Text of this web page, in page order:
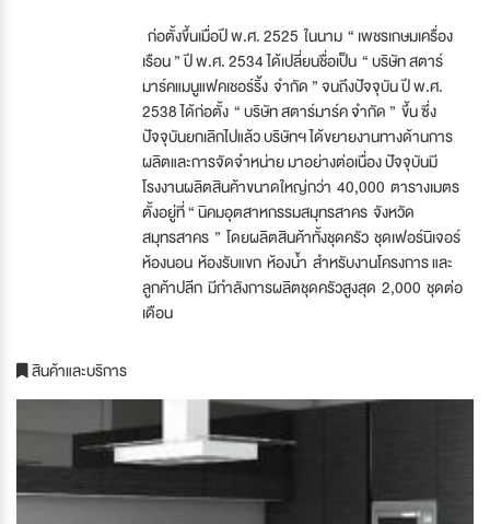
ก่อตั้งขึ้นเมื่อปี พ.ศ. 2525 ในนาม “ เพชรเกษมเครื่อง
เรือน ” ปี พ.ศ. 2534 ได้เปลี่ยนชื่อเป็น “ บริษัท สตาร์
มาร์คแมนูแฟคเชอร์ริ้ง จำกัด ” จนถึงปัจจุบัน ปี พ.ศ.
2538 ได้ก่อตั้ง “ บริษัท สตาร์มาร์ค จำกัด ” ขึ้น ซึ่ง
ปัจจุบันยกเลิกไปแล้ว บริษัทฯ ได้ขยายงานทางด้านการ
ผลิตและการจัดจำหน่าย มาอย่างต่อเนื่อง ปัจจุบันมี
โรงงานผลิตสินค้าขนาดใหญ่กว่า 40,000 ตารางเมตร
ตั้งอยู่ที่ “ นิคมอุตสาหกรรมสมุทรสาคร จังหวัด
สมุทรสาคร ” โดยผลิตสินค้าทั้งชุดครัว ชุดเฟอร์นิเจอร์
ห้องนอน ห้องรับแขก ห้องน้ำ สำหรับงานโครงการ และ
ลูกค้าปลีก มีกำลังการผลิตชุดครัวสูงสุด 2,000 ชุดต่อ
เดือน
สินค้าและบริการ